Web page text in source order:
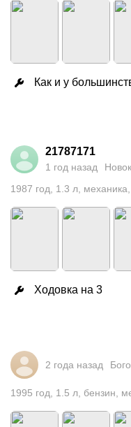
Как и у
21787171
1 год назад
1987 год 1.3 л механика
Ходовка на 3
2 года назад
1995 год 1.5 л бензин